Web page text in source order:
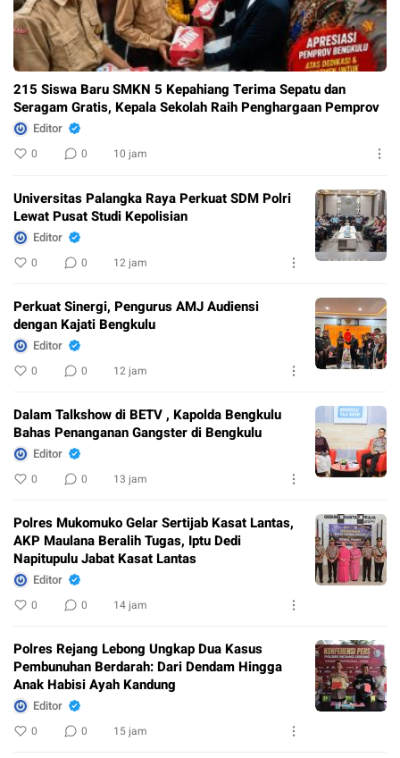
215 Siswa Baru SMKN 5 Kepahiang Terima Sepatu dan
Seragam Gratis, Kepala Sekolah Raih Penghargaan Pemprov
Editor
0 0 10 jam
Universitas Palangka Raya Perkuat SDM Polri
Lewat Pusat Studi Kepolisian
Editor
0 0 12 jam
Perkuat Sinergi, Pengurus AMJ Audiensi
dengan Kajati Bengkulu
Editor
0 0 12 jam
Dalam Talkshow di BETV , Kapolda Bengkulu
Bahas Penanganan Gangster di Bengkulu
Editor
0 0 13 jam
Polres Mukomuko Gelar Sertijab Kasat Lantas,
AKP Maulana Beralih Tugas, Iptu Dedi
Napitupulu Jabat Kasat Lantas
Editor
0 0 14 jam
Polres Rejang Lebong Ungkap Dua Kasus
Pembunuhan Berdarah: Dari Dendam Hingga
Anak Habisi Ayah Kandung
Editor
0 0 15 jam